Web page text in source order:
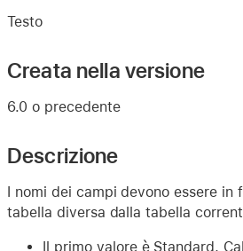
Testo
Creata nella versione
6.0 o precedente
Descrizione
I nomi dei campi devono essere in
tabella diversa dalla tabella
Il primo valore è Standard,